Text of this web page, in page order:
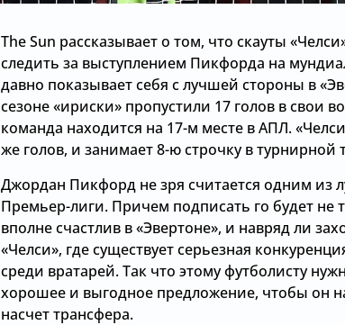
The Sun рассказывает о том, что скауты
следить за выступлением Пикфорда на
давно показывает себя с лучшей стороны в
сезоне «ириски» пропустили 17 голов в свои
команда находится на 17-м месте в АПЛ.
же голов, и занимает 8-ю строчку в турнирной
Джордан Пикфорд не зря считается одним из
Премьер-лиги. Причем подписать го будет не
вполне счастлив в «Эвертоне», и навряд ли
«Челси», где существует серьезная
среди вратарей. Так что этому футболисту
хорошее и выгодное предложение, чтобы он
насчет трансфера.